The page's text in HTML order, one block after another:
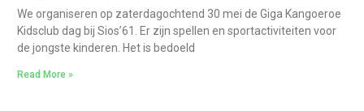
We organiseren op zaterdagochtend 30 mei de Giga Kangoeroe
Kidsclub dag bij Sios’61. Er zijn spellen en sportactiviteiten voor
de jongste kinderen. Het is bedoeld
Read More »